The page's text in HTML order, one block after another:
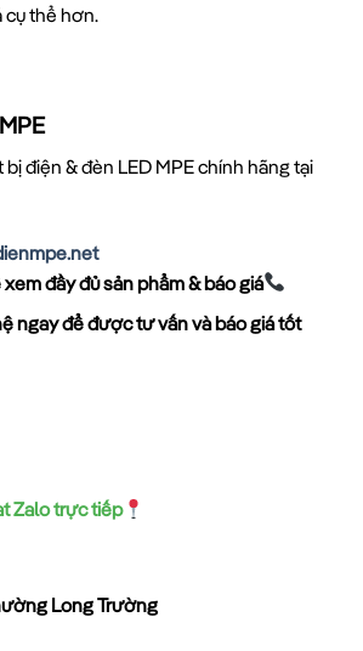
cụ thể hơn.
điện & đèn LED MPE chính hãng tại
đầy đủ sản phẩm & báo giá
ngay để được tư vấn và báo giá tốt
Zalo trực tiếp
Long Trường